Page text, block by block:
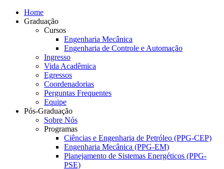
Home
Graduação
Cursos
Engenharia Mecânica
Engenharia de Controle e Automação
Ingresso
Vida Acadêmica
Egressos
Coordenadorias
Perguntas Frequentes
Equipe
Pós-Graduação
Sobre Nós
Programas
Ciências e Engenharia de Petróleo (PPG-CEP)
Engenharia Mecânica (PPG-EM)
Planejamento de Sistemas Energéticos (PPG-
PSE)